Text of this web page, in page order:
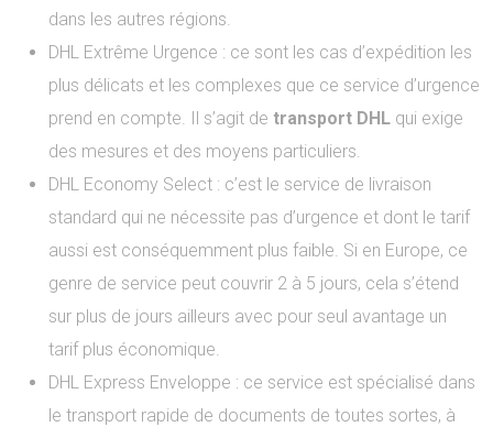
dans les autres régions.
DHL Extrême Urgence : ce sont les cas d’expédition les
plus délicats et les complexes que ce service d’urgence
prend en compte. Il s’agit de transport DHL qui exige
des mesures et des moyens particuliers.
DHL Economy Select : c’est le service de livraison
standard qui ne nécessite pas d’urgence et dont le tarif
aussi est conséquemment plus faible. Si en Europe, ce
genre de service peut couvrir 2 à 5 jours, cela s’étend
sur plus de jours ailleurs avec pour seul avantage un
tarif plus économique.
DHL Express Enveloppe : ce service est spécialisé dans
le transport rapide de documents de toutes sortes, à